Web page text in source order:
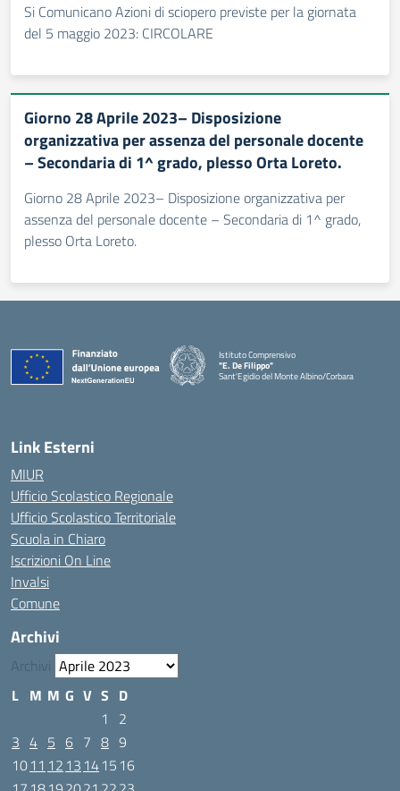
Si Comunicano Azioni di sciopero previste per la giornata
del 5 maggio 2023: CIRCOLARE
Giorno 28 Aprile 2023– Disposizione
organizzativa per assenza del personale docente
– Secondaria di 1^ grado, plesso Orta Loreto.
Giorno 28 Aprile 2023– Disposizione organizzativa per
assenza del personale docente – Secondaria di 1^ grado,
plesso Orta Loreto.
Istituto Comprensivo
"E. De Filippo"
Sant'Egidio del Monte Albino/Corbara
Link Esterni
MIUR
Ufficio Scolastico Regionale
Ufficio Scolastico Territoriale
Scuola in Chiaro
Iscrizioni On Line
Invalsi
Comune
Archivi
Archivi
L M M G V S D
1
2
3 4 5 6 7 8 9
1011 12 13 1415 16